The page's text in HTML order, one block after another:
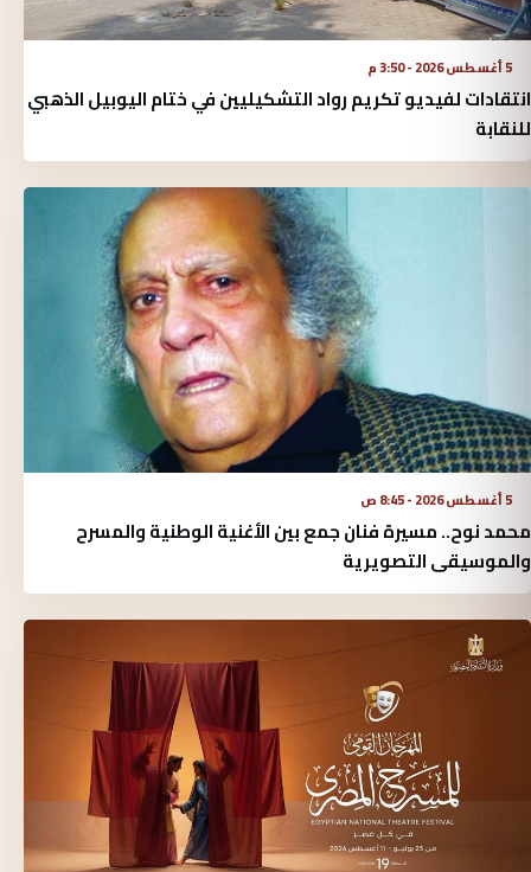
5 أغسطس 2026 - 3:50 م
انتقادات لفيديو تكريم رواد التشكيليين في ختام اليوبيل الذهبي
للنقابة
5 أغسطس 2026 - 8:45 ص
محمد نوح.. مسيرة فنان جمع بين الأغنية الوطنية والمسرح
والموسيقى التصويرية